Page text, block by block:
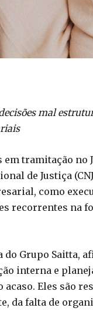
mal
tramitação
de Justiça
como
recorrentes na
Grupo Saitta,
interna e
Eles são
da falta de